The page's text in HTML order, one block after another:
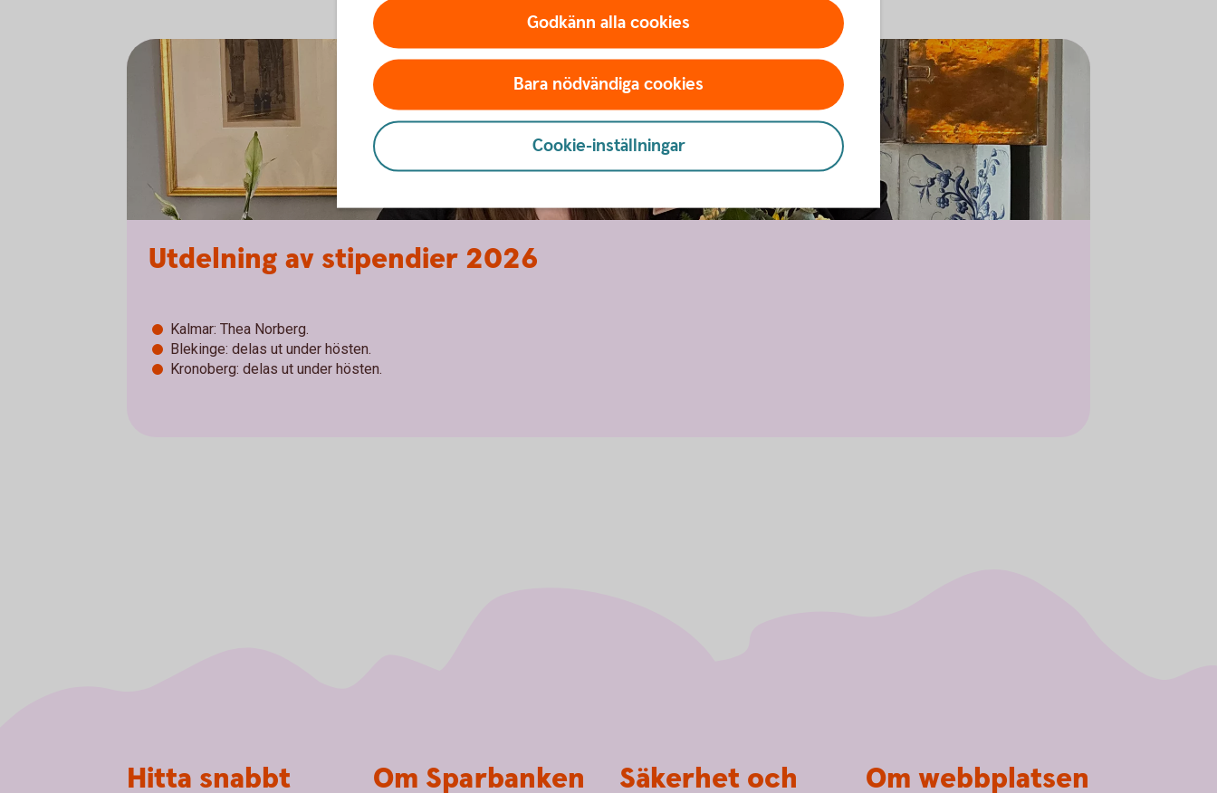
Utdelning av stipendier 2026
Kalmar: Thea Norberg.
Blekinge: delas ut under hösten.
Kronoberg: delas ut under hösten.
Godkänn alla cookies
Bara nödvändiga cookies
Cookie-inställningar
Hitta snabbt Om Sparbanken Säkerhet och Om webbplatsen